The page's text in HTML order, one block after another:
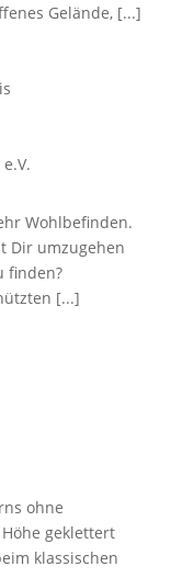
Gelände, [...]
Wohlbefinden.
Dir umzugehen
finden?
[...]
ohne
geklettert
klassischen